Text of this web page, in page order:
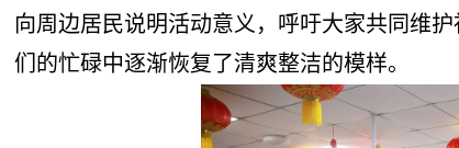
向周边居民说明活动意义，呼吁大家共同维
们的忙碌中逐渐恢复了清爽整洁的模样。